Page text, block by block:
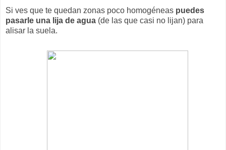
Si ves que te quedan zonas poco homogéneas puedes
pasarle una lija de agua (de las que casi no lijan) para
alisar la suela.